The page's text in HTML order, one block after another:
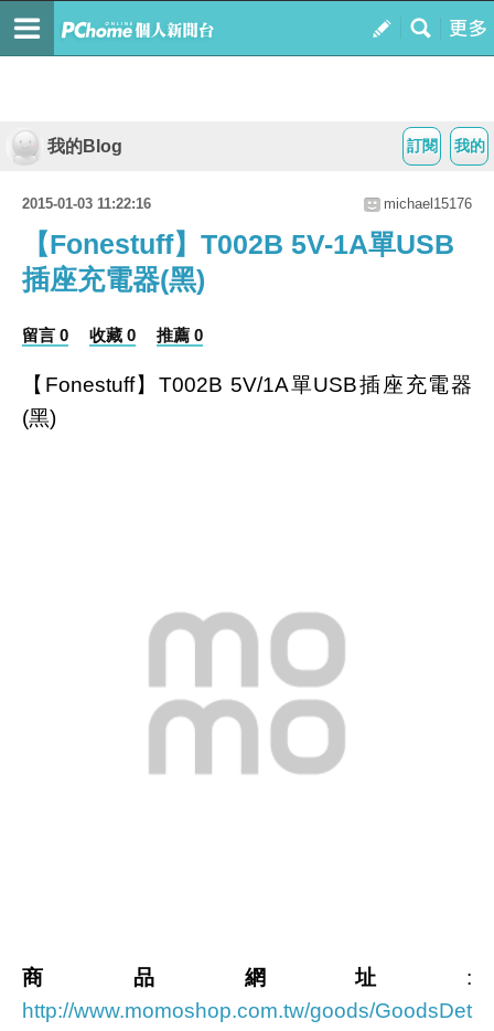
我的
訂閱
我的Blog
2015-01-03 11:22:16 michael15176
【Fonestuff】T002B 5V-1A單USB
插座充電器(黑)
留言 0 收藏 0 推薦 0
【Fonestuff】T002B 5V/1A單USB插座充電器
(黑)
商品網址 :
http://www.momoshop.com.tw/goods/GoodsDet